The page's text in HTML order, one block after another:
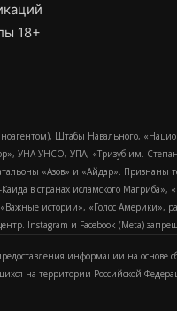
18+
Штабы Навального,
УНА-УНСО, УПА, «Тризуб им.
«Азов» и «Айдар».
в странах исламского
истории», «Голос Америки»,
Instagram и Facebook (Metа)
информации на основе
на территории Российской